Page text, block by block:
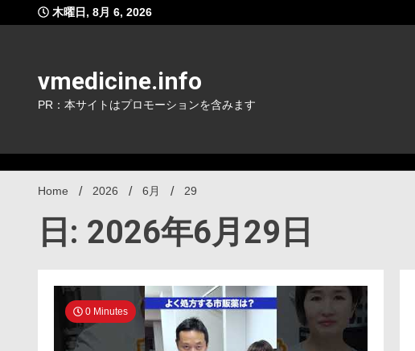
to
木曜日, 8月 6, 2026
vmedicine.info
PR：本サイトはプロモーションを含みます
Home 2026 6月 29
日: 2026年6月29日
0 Minutes